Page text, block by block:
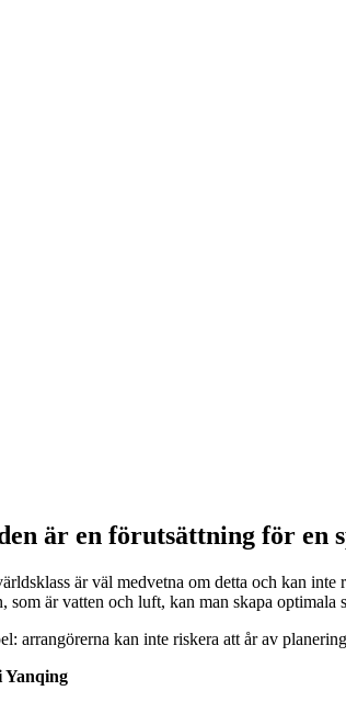
är en förutsättning för en
är väl medvetna om detta och kan
som är vatten och luft, kan man skapa optimala
arrangörerna kan inte riskera att år av
Yanqing